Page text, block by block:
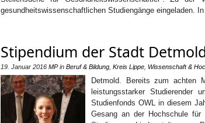
gesundheitswissenschaftlichen Studiengänge eingeladen.
Stipendium der Stadt
19. Januar 2016 MPin Beruf & Bildung Kreis Lippe Wissenschaft &
Detmold. Bereits zum achten
leistungsstarker Studierender
Studienfonds OWL in diesem
Gesang an der Hochschule